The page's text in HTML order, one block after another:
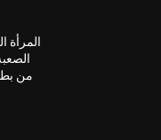
المرأة
من